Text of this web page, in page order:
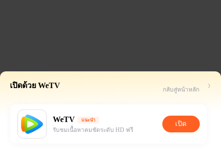
เปิดด้วย WeTV กลับสู่หน้าหลัก
WeTV แนะนำ
รับชมเนื้อหาคมชัดระดับ HD ฟรี
เปิด